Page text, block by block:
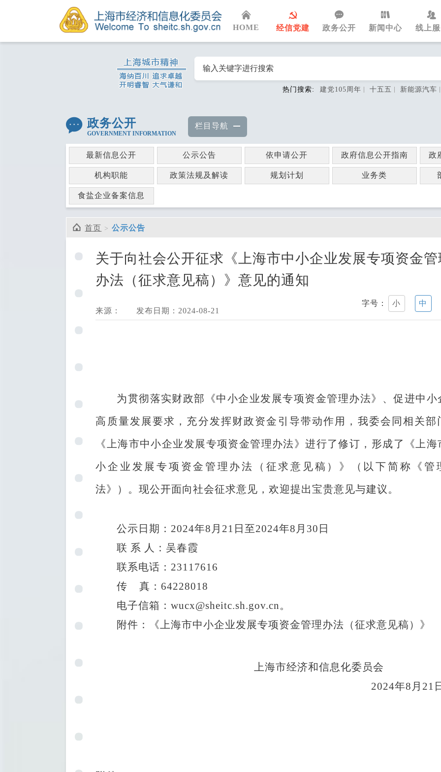
HOME 经信党建 政务公开 新闻中心 线上
热门搜索: 建党105周年 十五五 新能源汽车
政务公开
GOVERNMENT INFORMATION
栏目导航
最新信息公开 公示公告 依申请公开 政府信息公开指南 政
机构职能 政策法规及解读 规划计划 业务类
食盐企业备案信息
首页 公示公告
关于向社会公开征求《上海市中小企业发展专项资金
办法（征求意见稿）》意见的通知
来源： 发布日期：2024-08-21
字号：小 中
为贯彻落实财政部 《中小企业发展专项资金管理办法》、促进中小
高质量发展要求，充分发挥财政资金引导带动作用，我委会同相关部
《上海市中小企业发展专项资金管理办法》进行了修订，形成了《上海
小企业发展专项资金管理办法（征求意见稿） 》（以下简称《管
法》）。现公开面向社会征求意见，欢迎提出宝贵意见与建议。
公示日期： 2024年8 月 21 日至2024年8 月 30 日
联 系 人： 吴春霞
联系电话： 23117616
传
真： 64228018
电子信箱：wucx@sheitc.sh.gov.cn。
附件：《上海市中小企业发展专项资金管理办法（征求意见稿） 》
上海市经济和信息化委员会
2024年8 月 21